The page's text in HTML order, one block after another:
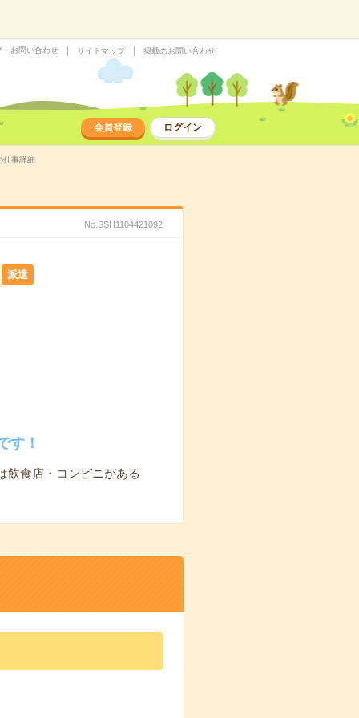
・お問い合わせ サイトマップ 掲載のお問い合わせ
会員登録 ログイン
仕事詳細
No.SSH1104421092
派遣
す！
飲食店・コンビニがある